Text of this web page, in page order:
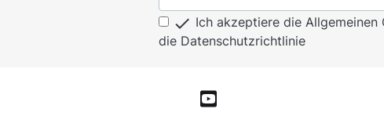
 Ich akzeptiere die Allgemeinen
die Datenschutzrichtlinie